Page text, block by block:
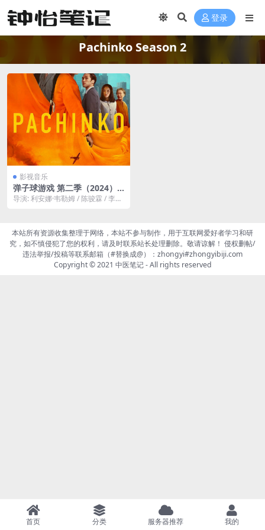
登录
Pachinko Season 2
影视音乐
弹子球游戏 第二季（2024）
更新至06集 ［附第一季］
导演: 利安娜·韦勒姆 / 陈骏霖 / 李相
本站所有资源收集整理于网络，本站不参与制作，用于互联网爱好者学习和研
究，如不慎侵犯了您的权利，请及时联系站长处理删除。敬请谅解！ 侵权删帖/
违法举报/投稿等联系邮箱（#替换成@）：zhongyi#zhongyibiji.com
Copyright © 2021 中医笔记- All rights reserved
首页 分类 服务器推荐 我的